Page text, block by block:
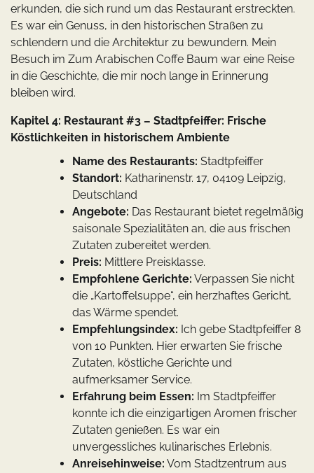
erkunden, die sich rund um das Restaurant erstreckten.
Es war ein Genuss, in den historischen Straßen zu
schlendern und die Architektur zu bewundern. Mein
Besuch im Zum Arabischen Coffe Baum war eine Reise
in die Geschichte, die mir noch lange in Erinnerung
bleiben wird.
Kapitel 4: Restaurant #3 – Stadtpfeiffer: Frische
Köstlichkeiten in historischem Ambiente
Name des Restaurants: Stadtpfeiffer
Standort: Katharinenstr. 17, 04109 Leipzig,
Deutschland
Angebote: Das Restaurant bietet regelmäßig
saisonale Spezialitäten an, die aus frischen
Zutaten zubereitet werden.
Preis: Mittlere Preisklasse.
Empfohlene Gerichte: Verpassen Sie nicht
die „Kartoffelsuppe“, ein herzhaftes Gericht,
das Wärme spendet.
Empfehlungsindex: Ich gebe Stadtpfeiffer 8
von 10 Punkten. Hier erwarten Sie frische
Zutaten, köstliche Gerichte und
aufmerksamer Service.
Erfahrung beim Essen: Im Stadtpfeiffer
konnte ich die einzigartigen Aromen frischer
Zutaten genießen. Es war ein
unvergessliches kulinarisches Erlebnis.
Anreisehinweise: Vom Stadtzentrum aus